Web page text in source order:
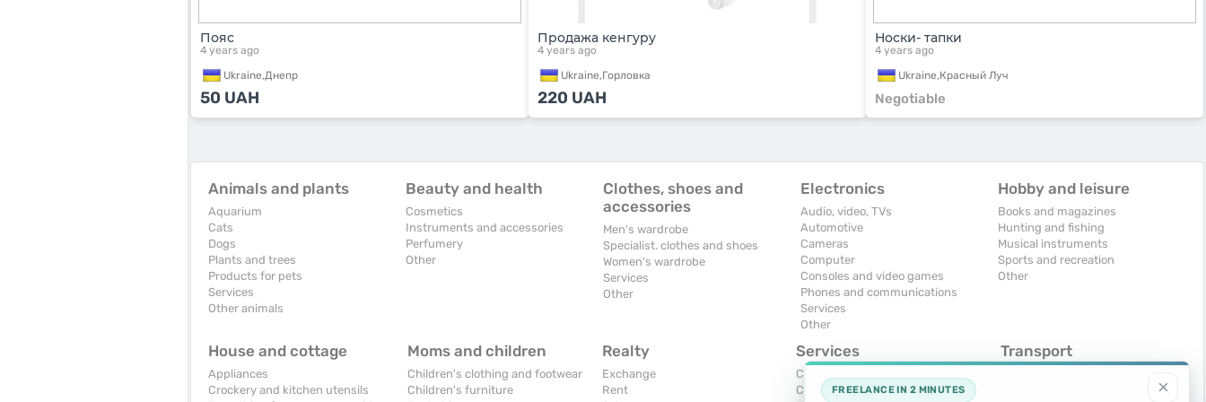
Пояс
4 years ago
Ukraine,Днепр
50 UAH
Продажа кенгуру
4 years ago
Ukraine,Горловка
220 UAH
Носки- тапки
4 years ago
Ukraine,Красный Луч
Negotiable
Animals and plants
Aquarium
Cats
Dogs
Plants and trees
Products for pets
Services
Other animals
Beauty and health
Cosmetics
Instruments and accessories
Perfumery
Other
Clothes, shoes and
accessories
Men's wardrobe
Specialist. clothes and shoes
Women's wardrobe
Services
Other
Electronics
Audio, video, TVs
Automotive
Cameras
Computer
Consoles and video games
Phones and communications
Services
Other
Hobby and leisure
Books and magazines
Hunting and fishing
Musical instruments
Sports and recreation
Other
House and cottage
Appliances
Crockery and kitchen utensils
Moms and children
Children's clothing and footwear
Children's furniture
Realty
Exchange
Rent
Services
Computers, Internet
Construction and repair
Transport
×
FREELANCE IN 2 MINUTES